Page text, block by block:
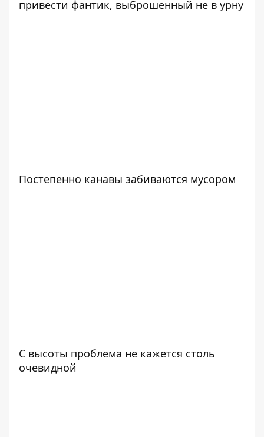
привести фантик, выброшенный не в урну
Постепенно канавы забиваются мусором
С высоты проблема не кажется столь
очевидной